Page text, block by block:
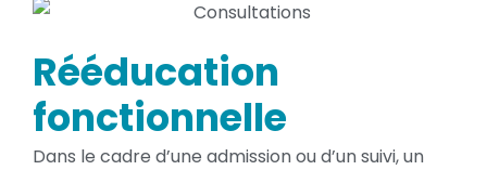
Rééducation
fonctionnelle
Dans le cadre d’une admission ou d’un suivi, un